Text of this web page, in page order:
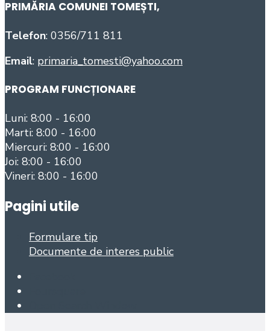
PRIMĂRIA COMUNEI TOMEȘTI,
Telefon: 0356/711 811
Email: primaria_tomesti@yahoo.com
PROGRAM FUNCȚIONARE
Luni: 8:00 - 16:00
Marti: 8:00 - 16:00
Miercuri: 8:00 - 16:00
Joi: 8:00 - 16:00
Vineri: 8:00 - 16:00
Pagini utile
Formulare tip
Documente de interes public